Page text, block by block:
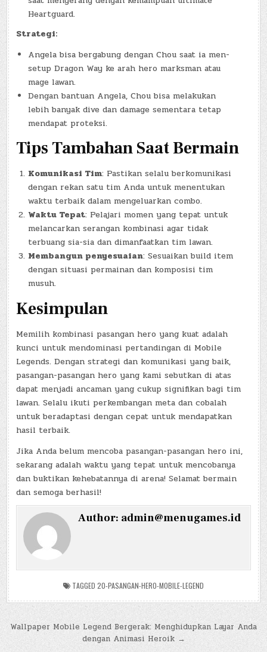
Heartguard.
Strategi:
Angela bisa bergabung dengan Chou saat ia men-
setup Dragon Way ke arah hero marksman atau
mage lawan.
Dengan bantuan Angela, Chou bisa melakukan
lebih banyak dive dan damage sementara tetap
mendapat proteksi.
Tips Tambahan Saat Bermain
Komunikasi Tim: Pastikan selalu berkomunikasi
dengan rekan satu tim Anda untuk menentukan
waktu terbaik dalam mengeluarkan combo.
Waktu Tepat: Pelajari momen yang tepat untuk
melancarkan serangan kombinasi agar tidak
terbuang sia-sia dan dimanfaatkan tim lawan.
Membangun penyesuaian: Sesuaikan build item
dengan situasi permainan dan komposisi tim
musuh.
Kesimpulan
Memilih kombinasi pasangan hero yang kuat adalah
kunci untuk mendominasi pertandingan di Mobile
Legends. Dengan strategi dan komunikasi yang baik,
pasangan-pasangan hero yang kami sebutkan di atas
dapat menjadi ancaman yang cukup signifikan bagi tim
lawan. Selalu ikuti perkembangan meta dan cobalah
untuk beradaptasi dengan cepat untuk mendapatkan
hasil terbaik.
Jika Anda belum mencoba pasangan-pasangan hero ini,
sekarang adalah waktu yang tepat untuk mencobanya
dan buktikan kehebatannya di arena! Selamat bermain
dan semoga berhasil!
Author: admin@menugames.id
TAGGED 20-PASANGAN-HERO-MOBILE-LEGEND
Post
navigation
Wallpaper Mobile Legend Bergerak: Menghidupkan Layar Anda
dengan Animasi Heroik →